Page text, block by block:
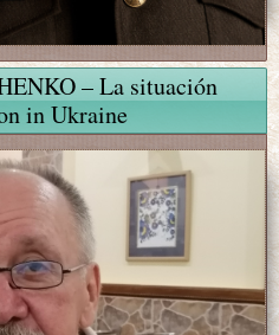
– La situación
in Ukraine